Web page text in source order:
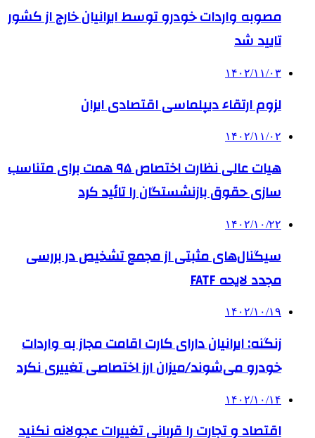
مصوبه واردات خودرو توسط ایرانیان خارج از کشور
تایید شد
۱۴۰۲/۱۱/۰۳
لزوم ارتقاء دیپلماسی اقتصادی ایران
۱۴۰۲/۱۱/۰۲
هیات عالی نظارت اختصاص ۹۵ همت برای متناسب
سازی حقوق بازنشستگان را تائید کرد
۱۴۰۲/۱۰/۲۲
سیگنال‌های مثبتی از مجمع تشخیص در بررسی
مجدد لایحه FATF
۱۴۰۲/۱۰/۱۹
زنگنه: ایرانیان دارای کارت اقامت مجاز به واردات
خودرو می‌شوند/میزان ارز اختصاصی تغییری نکرد
۱۴۰۲/۱۰/۱۴
اقتصاد و تجارت را قربانی تغییرات عجولانه نکنید